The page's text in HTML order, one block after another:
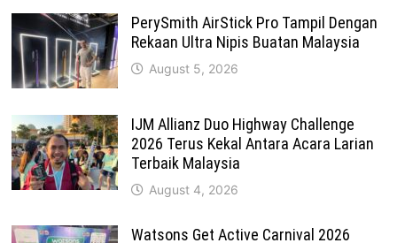
PerySmith AirStick Pro Tampil Dengan
Rekaan Ultra Nipis Buatan Malaysia
August 5, 2026
IJM Allianz Duo Highway Challenge
2026 Terus Kekal Antara Acara Larian
Terbaik Malaysia
August 4, 2026
Watsons Get Active Carnival 2026